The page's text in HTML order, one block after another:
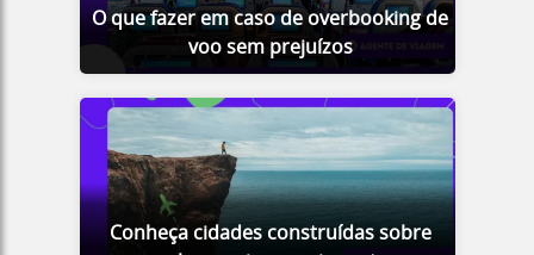
O que fazer em caso de overbooking de
voo sem prejuízos
Conheça cidades construídas sobre